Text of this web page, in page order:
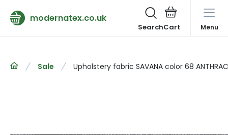
modernatex.co.uk
Search Menu
Sale Upholstery fabric SAVANA color 68